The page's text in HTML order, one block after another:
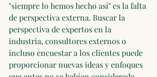
"siempre lo hemos hecho así" es la falta
de perspectiva externa. Buscar la
perspectiva de expertos en la
industria, consultores externos o
incluso encuestar a los clientes puede
proporcionar nuevas ideas y enfoques